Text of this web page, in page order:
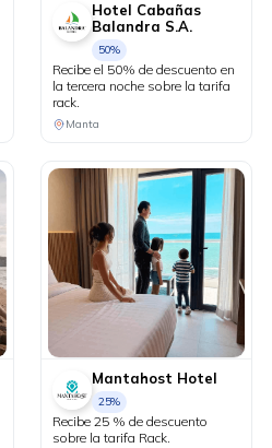
Hotel Cabañas
Balandra S.A.
50%
Recibe el 50% de descuento en
la tercera noche sobre la tarifa
rack.
Manta
Mantahost Hotel
25%
Recibe 25 % de descuento
sobre la tarifa Rack.